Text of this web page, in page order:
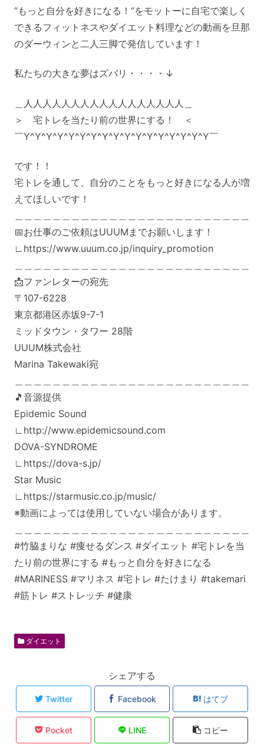
“もっと自分を好きになる！“をモットーに自宅で楽しく
できるフィットネスやダイエット料理などの動画を旦那
のダーウィンと二人三脚で発信しています！
私たちの大きな夢はズバリ・・・・↓
＿人人人人人人人人人人人人人人人人人＿
＞ 宅トレを当たり前の世界にする！ ＜
￣Y^Y^Y^Y^Y^Y^Y^Y^Y^Y^Y^Y^Y^Y^Y^Y^Y￣
です！！
宅トレを通して、自分のことをもっと好きになる人が増
えてほしいです！
📅お仕事のご依頼はUUUMまでお願いします！
∟https://www.uuum.co.jp/inquiry_promotion
📩ファンレターの宛先
〒107-6228
東京都港区赤坂9-7-1
ミッドタウン・タワー 28階
UUUM株式会社
Marina Takewaki宛
🎵音源提供
Epidemic Sound
∟http://www.epidemicsound.com
DOVA-SYNDROME
∟https://dova-s.jp/
Star Music
∟https://starmusic.co.jp/music/
※動画によっては使用していない場合があります。
#竹脇まりな #痩せるダンス #ダイエット #宅トレを当
たり前の世界にする #もっと自分を好きになる
#MARINESS #マリネス #宅トレ #たけまり #takemari
#筋トレ #ストレッチ #健康
ダイエット
シェアする
Twitter Facebook はてブ
Pocket LINE コピー